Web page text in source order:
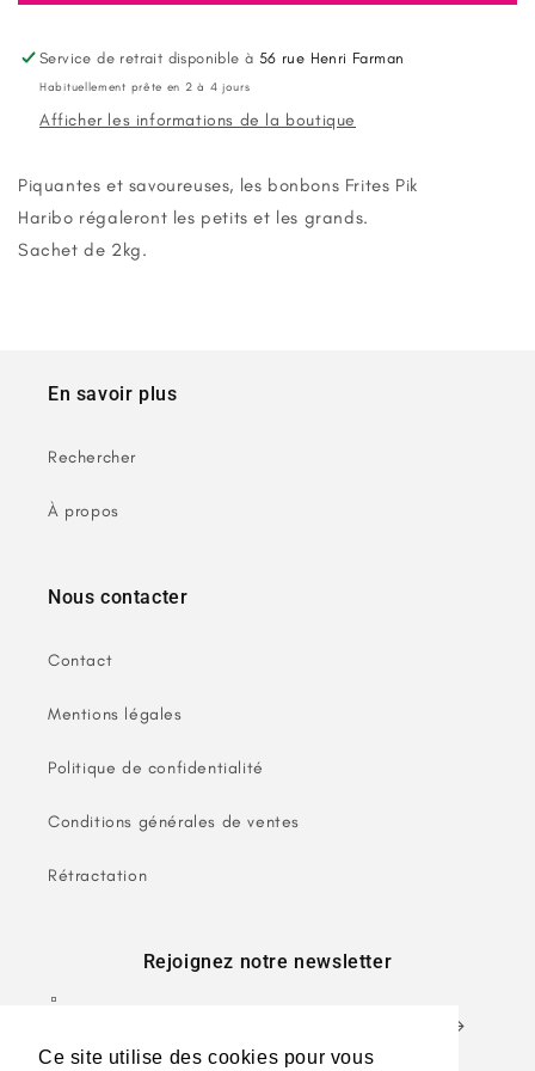
Ce site utilise des cookies pour vous
Frites
Pik
2kg
Frites
Pik
2kg
Service de retrait disponible à 56 rue Henri Farman
Habituellement prête en 2 à 4 jours
Afficher les informations de la boutique
Piquantes et savoureuses, les bonbons Frites Pik
Haribo régaleront les petits et les grands.
Sachet de 2kg.
En savoir plus
Rechercher
À propos
Nous contacter
Contact
Mentions légales
Politique de confidentialité
Conditions générales de ventes
Rétractation
Rejoignez notre newsletter